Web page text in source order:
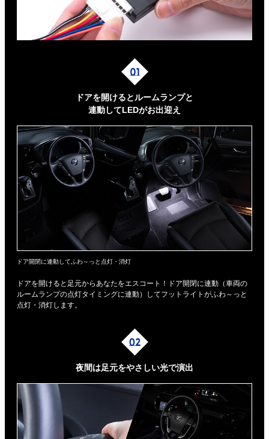
ドアを開けるとルームランプと
連動してLEDがお出迎え
ドア開閉に連動してふわ～っと点灯・消灯
ドアを開けると足元からあなたをエスコート！ドア開閉に連動（車両の
ルームランプの点灯タイミングに連動）してフットライトがふわ～っと
点灯・消灯します。
夜間は足元をやさしい光で演出